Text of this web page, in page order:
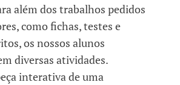
além dos trabalhos pedidos
como fichas, testes e
os nossos alunos
diversas atividades.
interativa de uma